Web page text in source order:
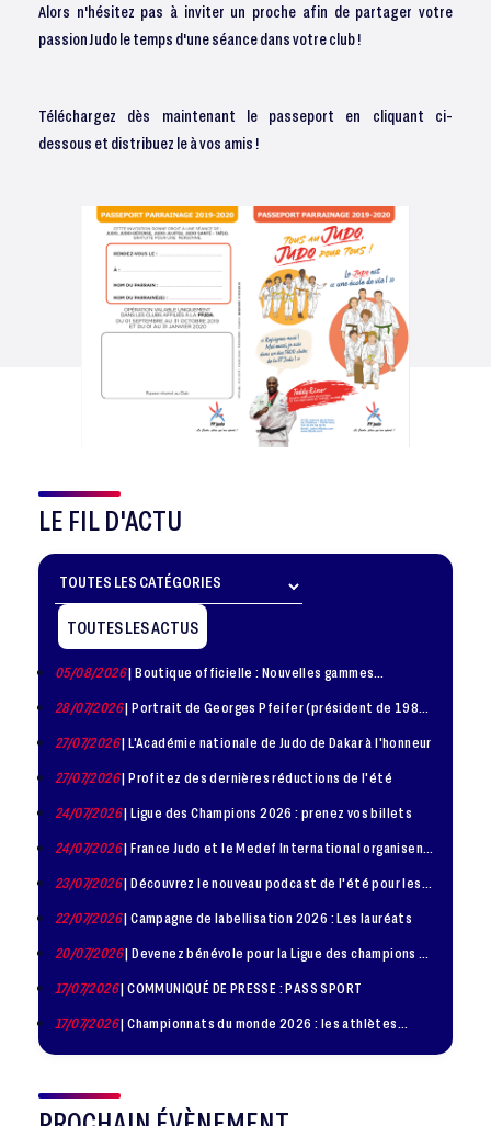
Alors n'hésitez pas à inviter un proche afin de partager votre
passion Judo le temps d'une séance dans votre club !
Téléchargez dès maintenant le passeport en cliquant ci-
dessous et distribuez le à vos amis !
LE FIL D'ACTU
TOUTES LES ACTUS
05/08/2026| Boutique officielle : Nouvelles gammes
28/07/2026| Portrait de Georges Pfeifer (président de 1981
27/07/2026| L'Académie nationale de Judo de Dakar à l'honneur
27/07/2026| Profitez des dernières réductions de l'été
24/07/2026| Ligue des Champions 2026 : prenez vos billets
24/07/2026| France Judo et le Medef International organisent
23/07/2026| Découvrez le nouveau podcast de l'été pour les
22/07/2026| Campagne de labellisation 2026 : Les lauréats
20/07/2026| Devenez bénévole pour la Ligue des champions de
17/07/2026| COMMUNIQUÉ DE PRESSE : PASS SPORT
17/07/2026| Championnats du monde 2026 : les athlètes